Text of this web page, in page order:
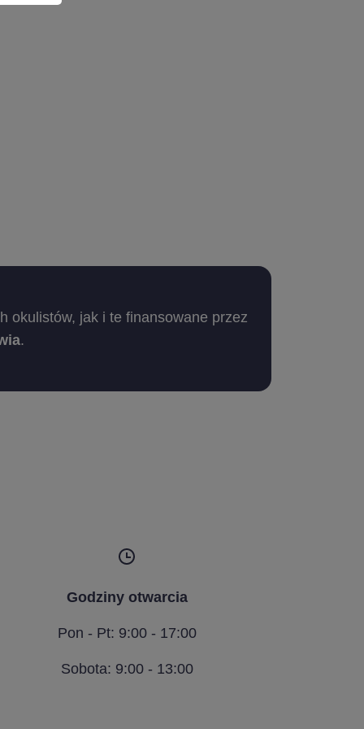
okulistów, jak i te finansowane przez
.
Godziny otwarcia
Pon - Pt: 9:00 - 17:00
Sobota: 9:00 - 13:00